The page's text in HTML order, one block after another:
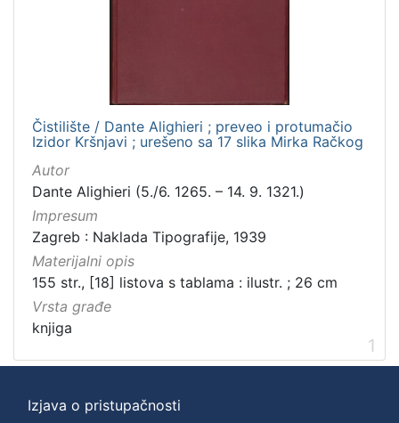
Čistilište / Dante Alighieri ; preveo i protumačio
Izidor Kršnjavi ; urešeno sa 17 slika Mirka Račkog
Autor
Dante Alighieri (5./6. 1265. – 14. 9. 1321.)
Impresum
Zagreb : Naklada Tipografije, 1939
Materijalni opis
155 str., [18] listova s tablama : ilustr. ; 26 cm
Vrsta građe
knjiga
1
Izjava o pristupačnosti